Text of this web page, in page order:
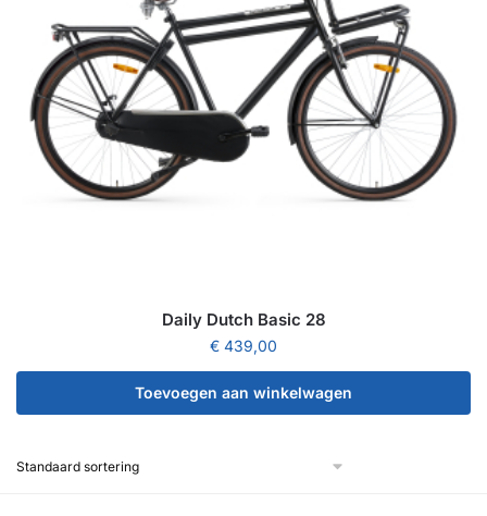
Daily Dutch Basic 28
€ 439,00
Toevoegen aan winkelwagen